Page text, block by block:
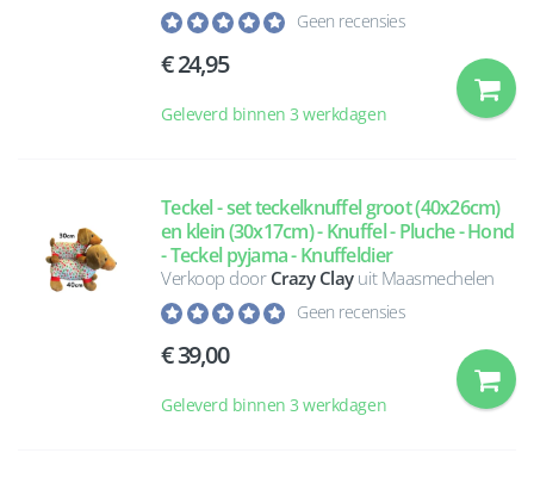
Geen recensies
24,95
Geleverd binnen 3 werkdagen
Teckel - set teckelknuffel groot (40x26cm)
en klein (30x17cm) - Knuffel - Pluche - Hond
- Teckel pyjama - Knuffeldier
Verkoop door Crazy Clayuit Maasmechelen
Geen recensies
39,00
Geleverd binnen 3 werkdagen